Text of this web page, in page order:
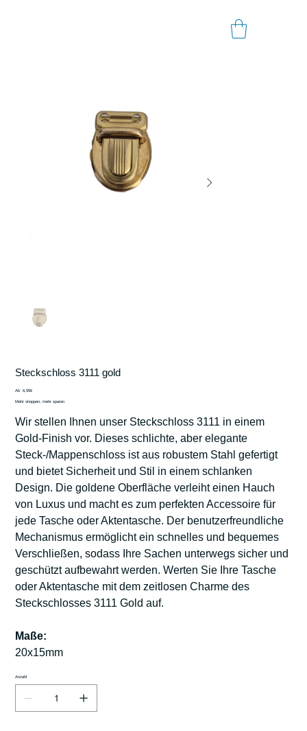
Steckschloss 3111 gold
Ab Preis
6,95€
Mehr shoppen, mehr sparen
Wir stellen Ihnen unser Steckschloss 3111 in einem
Gold-Finish vor. Dieses schlichte, aber elegante
Steck-/Mappenschloss ist aus robustem Stahl gefertigt
und bietet Sicherheit und Stil in einem schlanken
Design. Die goldene Oberfläche verleiht einen Hauch
von Luxus und macht es zum perfekten Accessoire für
jede Tasche oder Aktentasche. Der benutzerfreundliche
Mechanismus ermöglicht ein schnelles und bequemes
Verschließen, sodass Ihre Sachen unterwegs sicher und
geschützt aufbewahrt werden. Werten Sie Ihre Tasche
oder Aktentasche mit dem zeitlosen Charme des
Steckschlosses 3111 Gold auf.
Maße:
20x15mm
Anzahl